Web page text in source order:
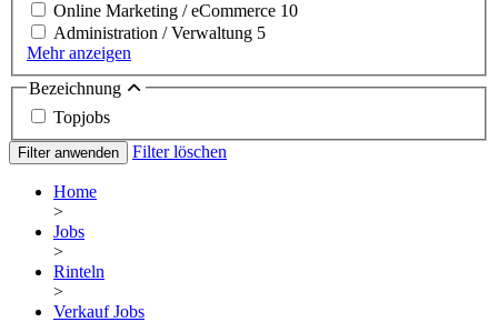
Online Marketing / eCommerce 10
Administration / Verwaltung 5
Mehr anzeigen
Bezeichnung
Topjobs
Filter anwenden Filter löschen
Home
>
Jobs
>
Rinteln
>
Verkauf Jobs